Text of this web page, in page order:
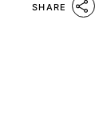
SHARE